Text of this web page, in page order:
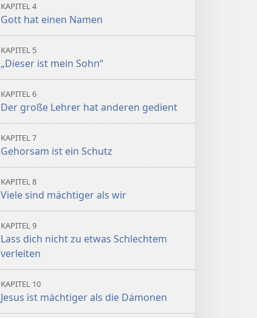
KAPITEL 4
Gott hat einen Namen
KAPITEL 5
„Dieser ist mein Sohn“
KAPITEL 6
Der große Lehrer hat anderen gedient
KAPITEL 7
Gehorsam ist ein Schutz
KAPITEL 8
Viele sind mächtiger als wir
KAPITEL 9
Lass dich nicht zu etwas Schlechtem
verleiten
KAPITEL 10
Jesus ist mächtiger als die Dämonen